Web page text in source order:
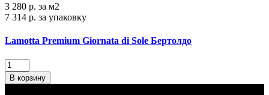
3 280 р. за м2
7 314 р. за упаковку
Lamotta Premium Giornata di Sole Бертолдо
В корзину